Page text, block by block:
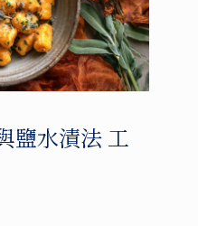
鹽水漬法 工